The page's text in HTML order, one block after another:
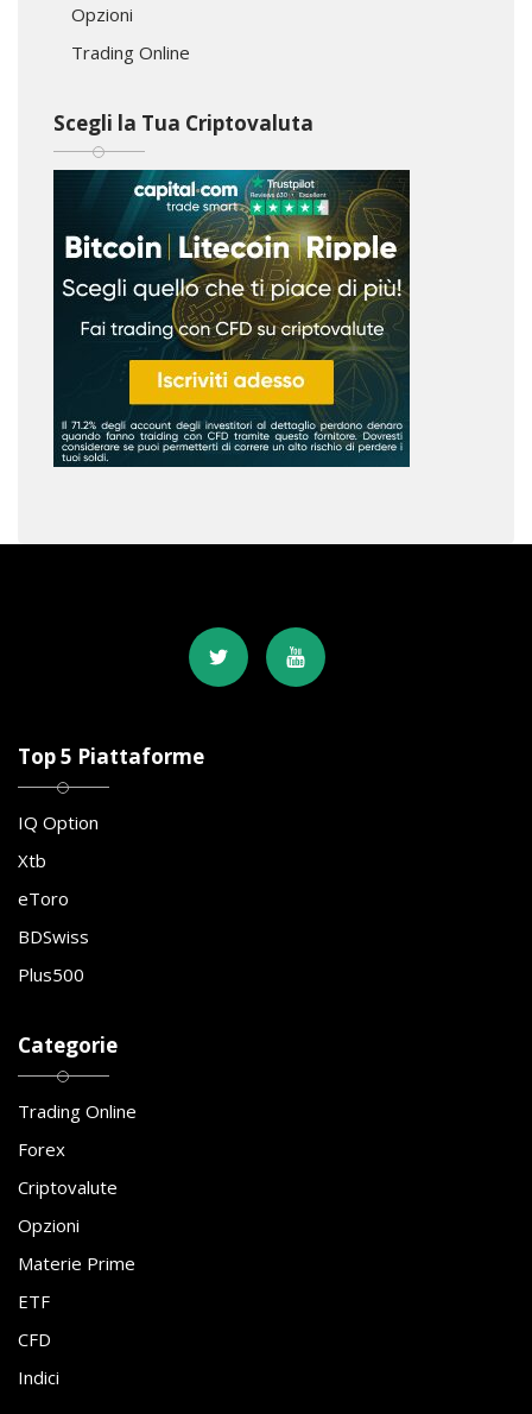
Opzioni
Trading Online
Scegli la Tua Criptovaluta
Top 5 Piattaforme
IQ Option
Xtb
eToro
BDSwiss
Plus500
Categorie
Trading Online
Forex
Criptovalute
Opzioni
Materie Prime
ETF
CFD
Indici